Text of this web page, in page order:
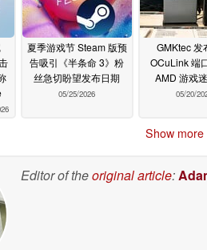
夏季游戏节 Steam 版预
告吸引《半条命 3》粉
丝急切盼望发布日期
05/25/2026
GMKtec 发
OCuLink 端
AMD 游戏
05/20/
Show more
Editor of theoriginal article: